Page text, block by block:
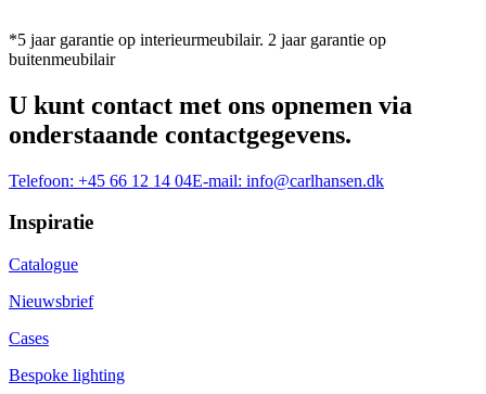
*5 jaar garantie op interieurmeubilair. 2 jaar garantie op
buitenmeubilair
U kunt contact met ons opnemen via
onderstaande contactgegevens.
Telefoon: +45 66 12 14 04E-mail: info@carlhansen.dk
Inspiratie
Catalogue
Nieuwsbrief
Cases
Bespoke lighting